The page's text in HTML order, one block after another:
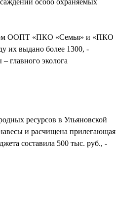
особо охраняемых
ООПТ «ПКО «Семья» и «ПКО
их выдано более 1300, -
главного эколога
ресурсов в Ульяновской
и расчищена прилегающая
составила 500 тыс. руб., -